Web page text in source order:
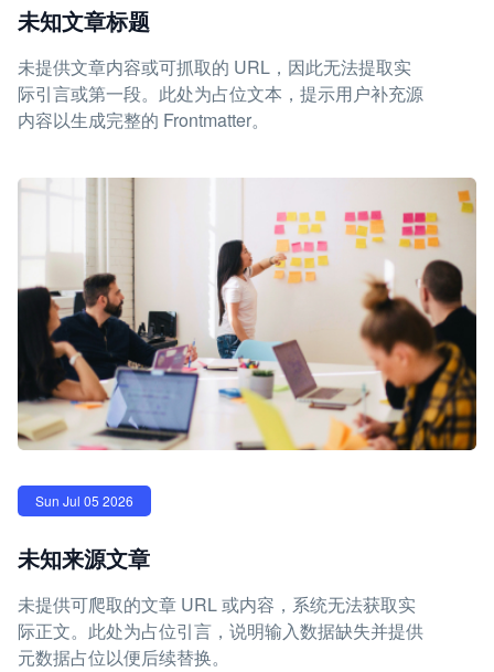
未知文章标题
未提供文章内容或可抓取的 URL，因此无法提取实
际引言或第一段。此处为占位文本，提示用户补充源
内容以生成完整的 Frontmatter。
Sun Jul 05 2026
未知来源文章
未提供可爬取的文章 URL 或内容，系统无法获取实
际正文。此处为占位引言，说明输入数据缺失并提供
元数据占位以便后续替换。